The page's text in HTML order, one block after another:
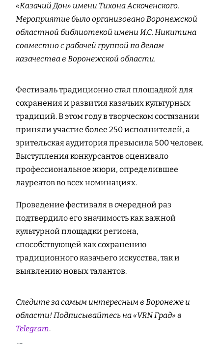
«Казачий Дон» имени Тихона Аскоченского.
Мероприятие было организовано Воронежской
областной библиотекой имени И.С. Никитина
совместно с рабочей группой по делам
казачества в Воронежской области.
Фестиваль традиционно стал площадкой для
сохранения и развития казачьих культурных
традиций. В этом году в творческом состязании
приняли участие более 250 исполнителей, а
зрительская аудитория превысила 500 человек.
Выступления конкурсантов оценивало
профессиональное жюри, определившее
лауреатов во всех номинациях.
Проведение фестиваля в очередной раз
подтвердило его значимость как важной
культурной площадки региона,
способствующей как сохранению
традиционного казачьего искусства, так и
выявлению новых талантов.
Следите за самым интересным в Воронеже и
области! Подписывайтесь на «VRN Град» в
Telegram.